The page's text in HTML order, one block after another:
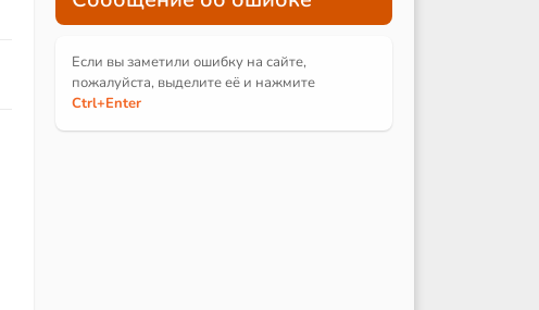
Если вы заметили ошибку на сайте,
пожалуйста, выделите её и нажмите
Ctrl+Enter